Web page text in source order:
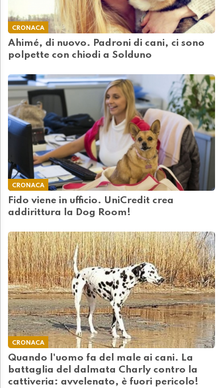
CRONACA
Ahimé, di nuovo. Padroni di cani, ci sono
polpette con chiodi a Solduno
CRONACA
Fido viene in ufficio. UniCredit crea
addirittura la Dog Room!
CRONACA
Quando l'uomo fa del male ai cani. La
battaglia del dalmata Charly contro la
cattiveria: avvelenato, è fuori pericolo!